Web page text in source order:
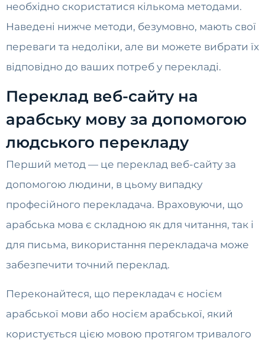
необхідно скористатися кількома методами.
Наведені нижче методи, безумовно, мають свої
переваги та недоліки, але ви можете вибрати їх
відповідно до ваших потреб у перекладі.
Переклад веб-сайту на
арабську мову за допомогою
людського перекладу
Перший метод — це переклад веб-сайту за
допомогою людини, в цьому випадку
професійного перекладача. Враховуючи, що
арабська мова є складною як для читання, так і
для письма, використання перекладача може
забезпечити точний переклад.
Переконайтеся, що перекладач є носієм
арабської мови або носієм арабської, який
користується цією мовою протягом тривалого